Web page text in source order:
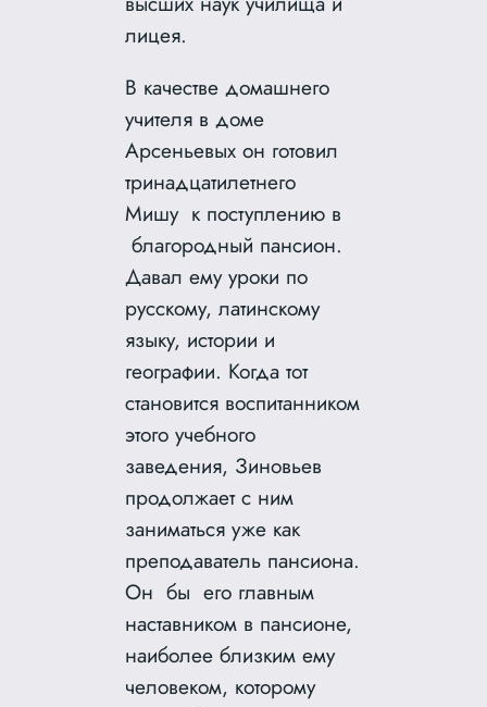
лицея.
В качестве домашнего
учителя в доме
Арсеньевых он готовил
тринадцатилетнего
Мишу к поступлению в
благородный пансион.
Давал ему уроки по
русскому, латинскому
языку, истории и
географии. Когда тот
становится воспитанником
этого учебного
заведения, Зиновьев
продолжает с ним
заниматься уже как
преподаватель пансиона.
Он бы его главным
наставником в пансионе,
наиболее близким ему
человеком, которому